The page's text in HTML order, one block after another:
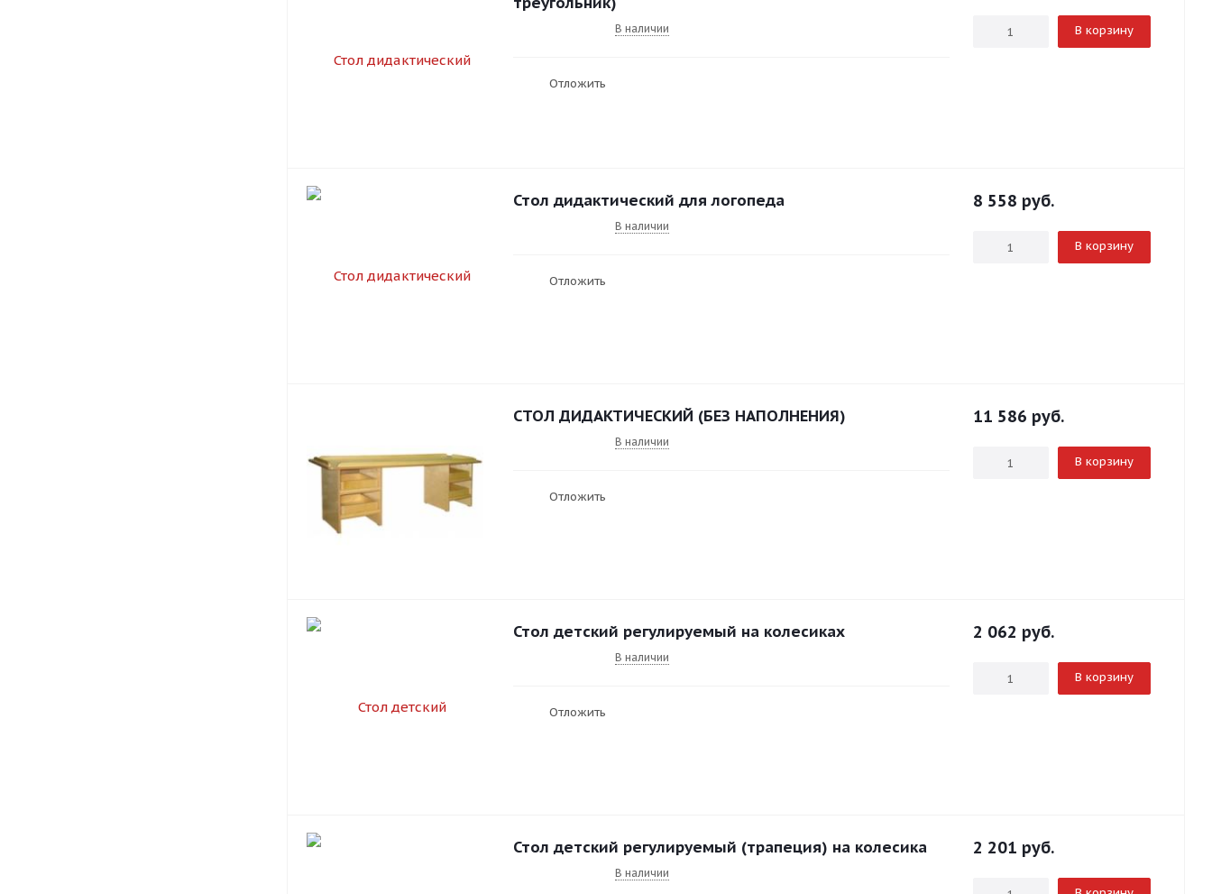
В наличии
Отложить
В корзину
Стол дидактический для логопеда
В наличии
Отложить
8 558 руб.
В корзину
СТОЛ ДИДАКТИЧЕСКИЙ (БЕЗ НАПОЛНЕНИЯ)
В наличии
Отложить
11 586 руб.
В корзину
Стол детский регулируемый на колесиках
В наличии
Отложить
2 062 руб.
В корзину
Стол детский регулируемый (трапеция) на колесика
В наличии
2 201 руб.